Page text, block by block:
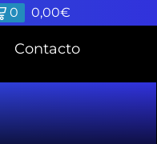
0 0,00€
Contacto